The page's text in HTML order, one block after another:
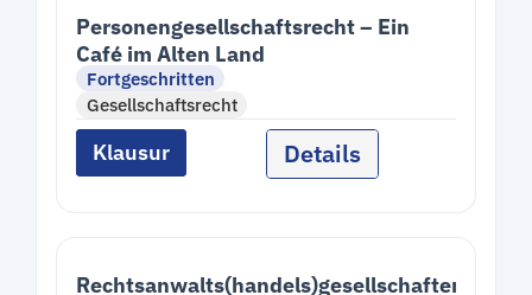
Personengesellschaftsrecht – Ein
Café im Alten Land
Fortgeschritten
Gesellschaftsrecht
Klausur Details
Rechtsanwalts(handels)gesellschaften